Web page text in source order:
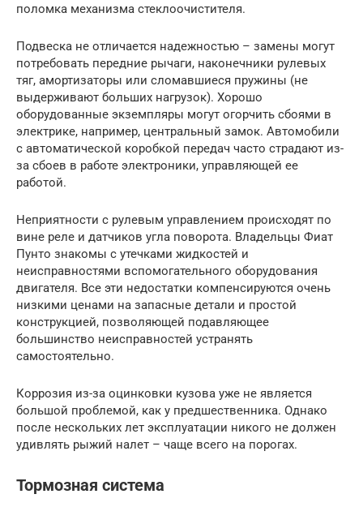
поломка механизма стеклоочистителя.
Подвеска не отличается надежностью – замены могут
потребовать передние рычаги, наконечники рулевых
тяг, амортизаторы или сломавшиеся пружины (не
выдерживают больших нагрузок). Хорошо
оборудованные экземпляры могут огорчить сбоями в
электрике, например, центральный замок. Автомобили
с автоматической коробкой передач часто страдают из-
за сбоев в работе электроники, управляющей ее
работой.
Неприятности с рулевым управлением происходят по
вине реле и датчиков угла поворота. Владельцы Фиат
Пунто знакомы с утечками жидкостей и
неисправностями вспомогательного оборудования
двигателя. Все эти недостатки компенсируются очень
низкими ценами на запасные детали и простой
конструкцией, позволяющей подавляющее
большинство неисправностей устранять
самостоятельно.
Коррозия из-за оцинковки кузова уже не является
большой проблемой, как у предшественника. Однако
после нескольких лет эксплуатации никого не должен
удивлять рыжий налет – чаще всего на порогах.
Тормозная система